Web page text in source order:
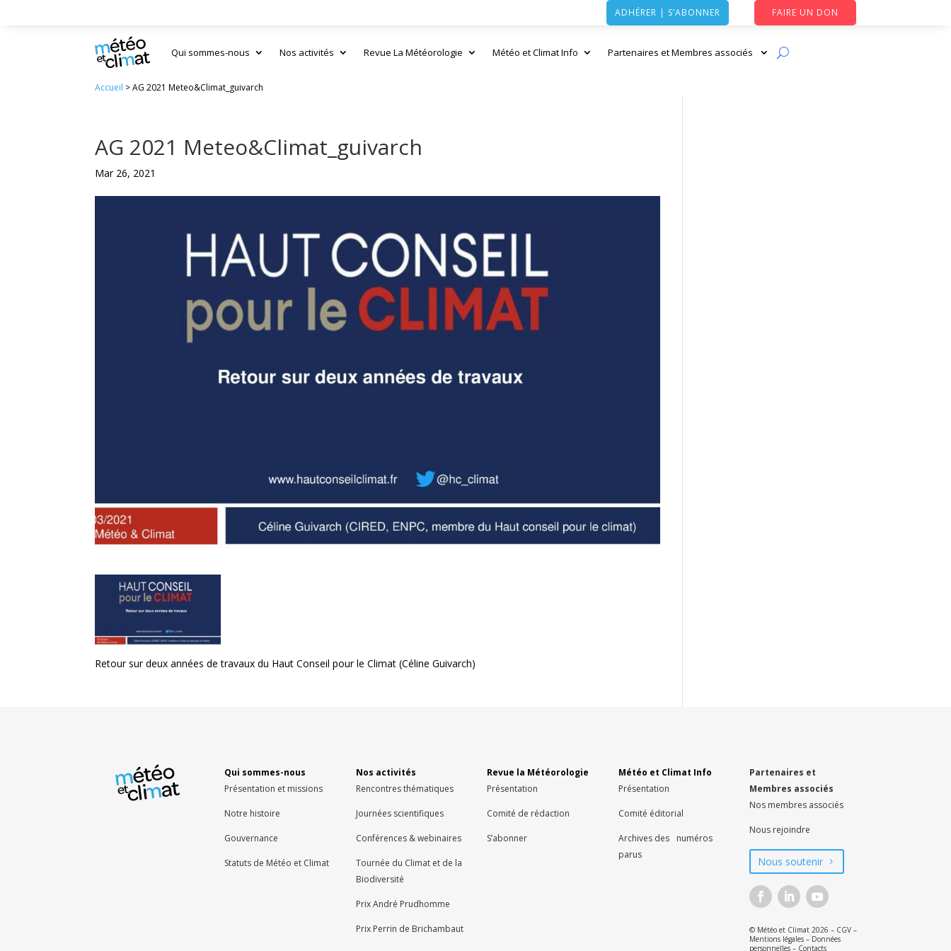
ADHÉRER | S’ABONNER FAIRE UN DON
Qui sommes-nous Nos activités Revue La Météorologie Météo et Climat Info Partenaires et Membres associés
Accueil >AG 2021 Meteo&Climat_guivarch
AG 2021 Meteo&Climat_guivarch
Mar 26, 2021
Retour sur deux années de travaux du Haut Conseil pour le Climat (Céline Guivarch)
Qui sommes-nous
Présentation et missions
Notre histoire
Gouvernance
Statuts de Météo et Climat
Nos activités
Rencontres thématiques
Journées scientifiques
Conférences & webinaires
Tournée du Climat et de la
Biodiversité
Prix André Prudhomme
Prix Perrin de Brichambaut
Revue la Météorologie
Présentation
Comité de rédaction
S’abonner
Météo et Climat Info
Présentation
Comité éditorial
Archives des numéros
parus
Partenaires et
Membres associés
Nos membres associés
Nous rejoindre
Nous soutenir
© Météo et Climat 2026 – CGV–
Mentions légales– Données
personnelles– Contacts